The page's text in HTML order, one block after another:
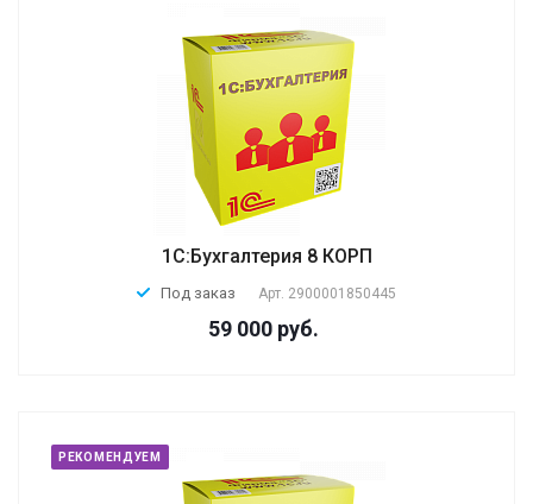
1С:Бухгалтерия 8 КОРП
Под заказ Арт. 2900001850445
59 000 руб.
РЕКОМЕНДУЕМ